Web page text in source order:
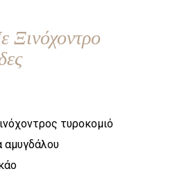
τυροκομιό
αμυγδάλου